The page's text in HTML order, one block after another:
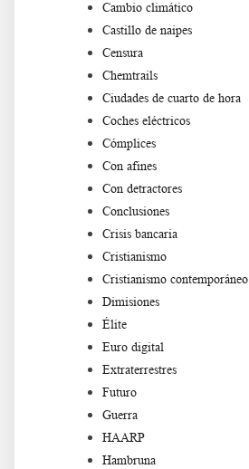
Cambio climático
Castillo de naipes
Censura
Chemtrails
Ciudades de cuarto de hora
Coches eléctricos
Cómplices
Con afines
Con detractores
Conclusiones
Crisis bancaria
Cristianismo
Cristianismo contemporáneo
Dimisiones
Élite
Euro digital
Extraterrestres
Futuro
Guerra
HAARP
Hambruna